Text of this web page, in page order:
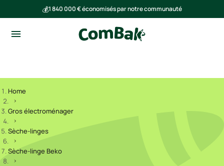
💰1 840 000 € économisés par notre communauté
Home
Gros électroménager
Sèche-linges
Sèche-linge Beko